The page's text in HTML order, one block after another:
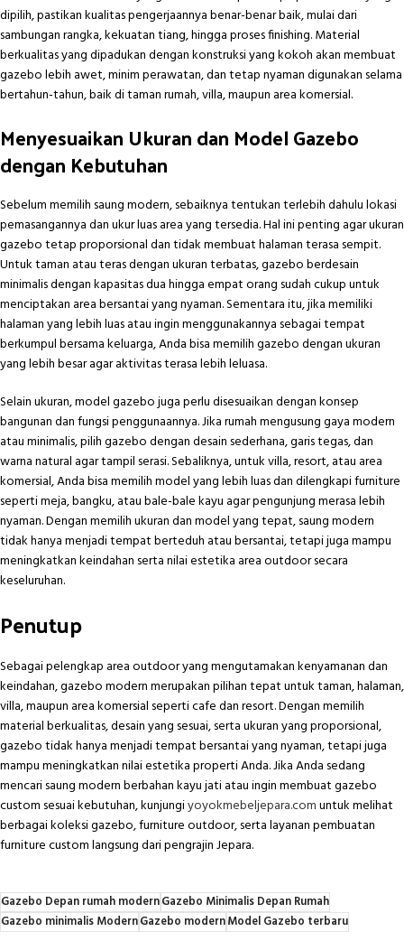
dipilih, pastikan kualitas pengerjaannya benar-benar baik, mulai dari
sambungan rangka, kekuatan tiang, hingga proses finishing. Material
berkualitas yang dipadukan dengan konstruksi yang kokoh akan membuat
gazebo lebih awet, minim perawatan, dan tetap nyaman digunakan selama
bertahun-tahun, baik di taman rumah, villa, maupun area komersial.
Menyesuaikan Ukuran dan Model Gazebo
dengan Kebutuhan
Sebelum memilih saung modern, sebaiknya tentukan terlebih dahulu lokasi
pemasangannya dan ukur luas area yang tersedia. Hal ini penting agar ukuran
gazebo tetap proporsional dan tidak membuat halaman terasa sempit.
Untuk taman atau teras dengan ukuran terbatas, gazebo berdesain
minimalis dengan kapasitas dua hingga empat orang sudah cukup untuk
menciptakan area bersantai yang nyaman. Sementara itu, jika memiliki
halaman yang lebih luas atau ingin menggunakannya sebagai tempat
berkumpul bersama keluarga, Anda bisa memilih gazebo dengan ukuran
yang lebih besar agar aktivitas terasa lebih leluasa.
Selain ukuran, model gazebo juga perlu disesuaikan dengan konsep
bangunan dan fungsi penggunaannya. Jika rumah mengusung gaya modern
atau minimalis, pilih gazebo dengan desain sederhana, garis tegas, dan
warna natural agar tampil serasi. Sebaliknya, untuk villa, resort, atau area
komersial, Anda bisa memilih model yang lebih luas dan dilengkapi furniture
seperti meja, bangku, atau bale-bale kayu agar pengunjung merasa lebih
nyaman. Dengan memilih ukuran dan model yang tepat, saung modern
tidak hanya menjadi tempat berteduh atau bersantai, tetapi juga mampu
meningkatkan keindahan serta nilai estetika area outdoor secara
keseluruhan.
Penutup
Sebagai pelengkap area outdoor yang mengutamakan kenyamanan dan
keindahan, gazebo modern merupakan pilihan tepat untuk taman, halaman,
villa, maupun area komersial seperti cafe dan resort. Dengan memilih
material berkualitas, desain yang sesuai, serta ukuran yang proporsional,
gazebo tidak hanya menjadi tempat bersantai yang nyaman, tetapi juga
mampu meningkatkan nilai estetika properti Anda. Jika Anda sedang
mencari saung modern berbahan kayu jati atau ingin membuat gazebo
custom sesuai kebutuhan, kunjungiyoyokmebeljepara.comuntuk melihat
berbagai koleksi gazebo, furniture outdoor, serta layanan pembuatan
furniture custom langsung dari pengrajin Jepara.
Gazebo Depan rumah modernGazebo Minimalis Depan Rumah
Gazebo minimalis ModernGazebo modernModel Gazebo terbaru